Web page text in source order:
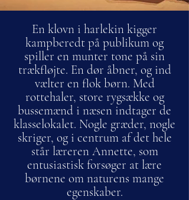
En klovn i harlekin kigger
kampberedt på publikum og
spiller en munter tone på sin
trækfløjte. En dør åbner, og ind
vælter en flok børn. Med
rottehaler, store rygsække og
bussemænd i næsen indtager de
klasselokalet. Nogle græder, nogle
skriger, og i centrum af det hele
står læreren Annette, som
entusiastisk forsøger at lære
børnene om naturens mange
egenskaber.